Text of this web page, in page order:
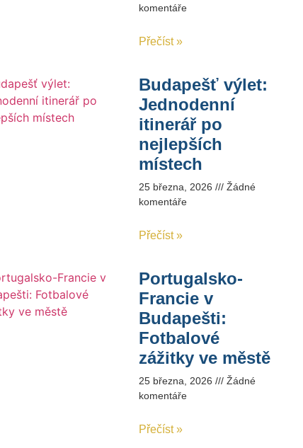
komentáře
Přečíst »
Budapešť výlet:
Jednodenní
itinerář po
nejlepších
místech
25 března, 2026
Žádné
komentáře
Přečíst »
Portugalsko-
Francie v
Budapešti:
Fotbalové
zážitky ve městě
25 března, 2026
Žádné
komentáře
Přečíst »